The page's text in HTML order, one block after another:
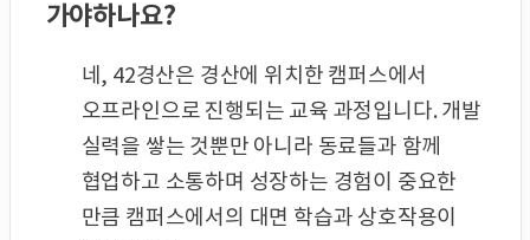
가야하나요?
네, 42경산은 경산에 위치한 캠퍼스에서
오프라인으로 진행되는 교육 과정입니다. 개발
실력을 쌓는 것뿐만 아니라 동료들과 함께
협업하고 소통하며 성장하는 경험이 중요한
만큼 캠퍼스에서의 대면 학습과 상호작용이